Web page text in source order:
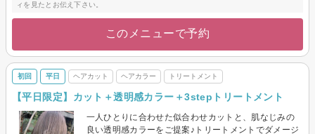
ィを見たとお伝え下さい。
このメニューで予約
初回 平日 ヘアカット ヘアカラー トリートメント
【平日限定】カット＋透明感カラー＋3stepトリートメント
一人ひとりに合わせた似合わせカットと、肌なじみの
良い透明感カラーをご提案♪トリートメントでダメージ